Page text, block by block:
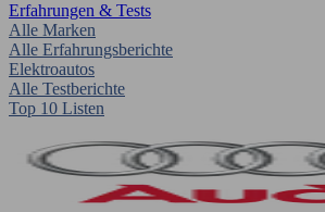
Erfahrungen & Tests
Alle Marken
Alle Erfahrungsberichte
Elektroautos
Alle Testberichte
Top 10 Listen